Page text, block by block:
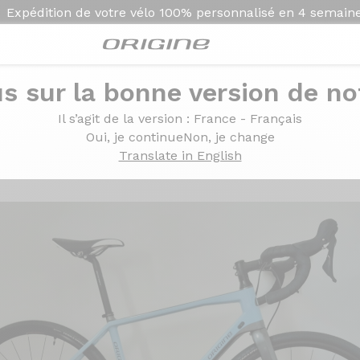
Expédition de votre vélo 100% personnalisé en 4
sur la bonne version de
Il s’agit de la version : France - Français
Oui, je continueNon, je change
Translate in English
- Mavic Allroad